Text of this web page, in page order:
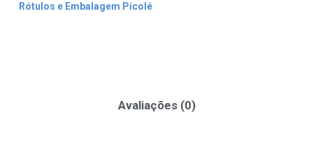
Rótulos e Embalagem Picolé
Avaliações (0)